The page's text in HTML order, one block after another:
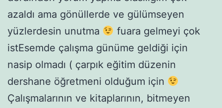
azaldı ama gönüllerde ve gülümseyen
yüzlerdesin unutma
fuara gelmeyi çok
istEsemde çalışma günüme geldiği için
nasip olmadı ( çarpık eğitim düzenin
dershane öğretmeni olduğum için
Çalışmalarının ve kitaplarının, bitmeyen